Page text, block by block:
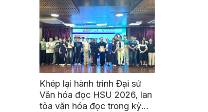
Khép lại hành trình Đại sứ
Văn hóa đọc HSU 2026, lan
tỏa văn hóa đọc trong kỷ